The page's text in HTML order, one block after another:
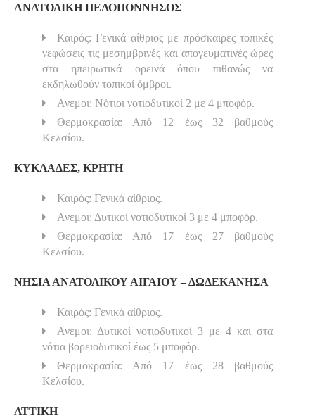
ΑΝΑΤΟΛΙΚΗ ΠΕΛΟΠΟΝΝΗΣΟΣ
Καιρός: Γενικά αίθριος με πρόσκαιρες τοπικές
νεφώσεις τις μεσημβρινές και απογευματινές ώρες
στα ηπειρωτικά ορεινά όπου πιθανώς να
εκδηλωθούν τοπικοί όμβροι.
Ανεμοι: Νότιοι νοτιοδυτικοί 2 με 4 μποφόρ.
Θερμοκρασία: Από 12 έως 32 βαθμούς
Κελσίου.
ΚΥΚΛΑΔΕΣ, ΚΡΗΤΗ
Καιρός: Γενικά αίθριος.
Ανεμοι: Δυτικοί νοτιοδυτικοί 3 με 4 μποφόρ.
Θερμοκρασία: Από 17 έως 27 βαθμούς
Κελσίου.
ΝΗΣΙΑ ΑΝΑΤΟΛΙΚΟΥ ΑΙΓΑΙΟΥ – ΔΩΔΕΚΑΝΗΣΑ
Καιρός: Γενικά αίθριος.
Ανεμοι: Δυτικοί νοτιοδυτικοί 3 με 4 και στα
νότια βορειοδυτικοί έως 5 μποφόρ.
Θερμοκρασία: Από 17 έως 28 βαθμούς
Κελσίου.
ΑΤΤΙΚΗ